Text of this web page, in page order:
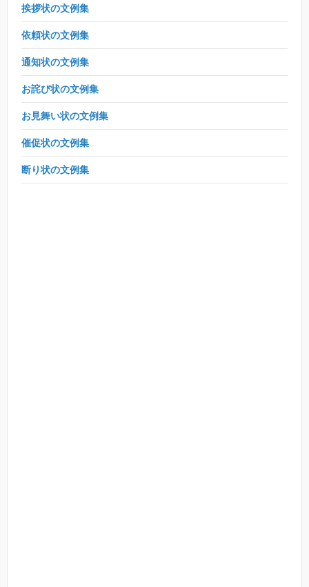
挨拶状の文例集
依頼状の文例集
通知状の文例集
お詫び状の文例集
お見舞い状の文例集
催促状の文例集
断り状の文例集